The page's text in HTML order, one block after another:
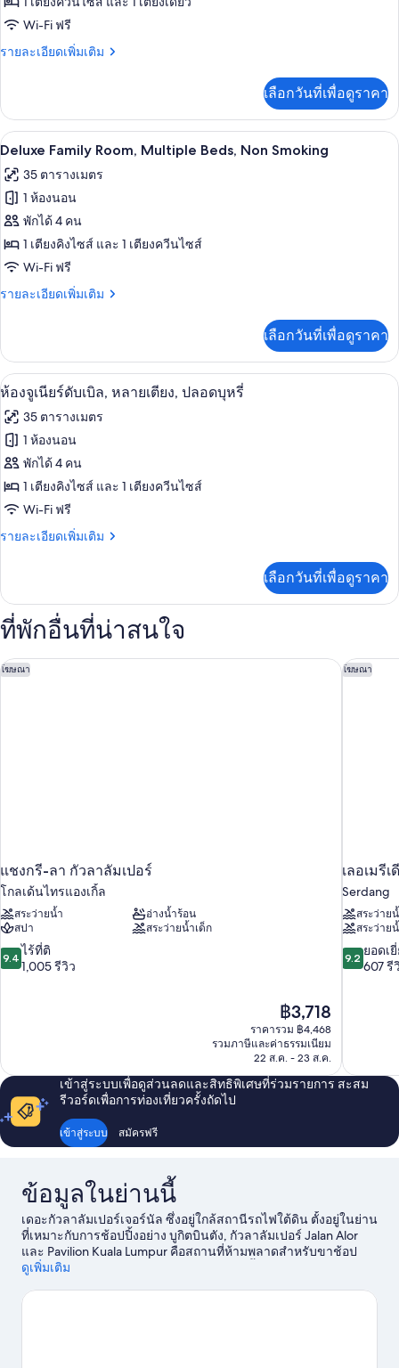
บุหรี่
Room
Queen
Single),
Non
Smoking
Wi-Fi ฟรี
รายละเอียดเพิ่มเติม
ราย
เกี่ยว
กับ
Premier
Room
(1
Queen
and
Single),
Non
Smoking
เลือกวันที่เพื่อดูราคา
เปิด
ภาพถ่าย
ทั้งหมด
ของ
Deluxe
Family
Room,
Multiple
Non
Smoking
เครื่องนอนระดับพรีเมียม, เตียง Select
6
Deluxe Family Room, Multiple Beds, Non Smoking
35 ตารางเมตร
1 ห้องนอน
พักได้ 4 คน
1 เตียงคิงไซส์ และ 1 เตียงควีนไซส์
Wi-Fi ฟรี
รายละเอียดเพิ่มเติม
ราย
เกี่ยว
กับ
Deluxe
Family
Room,
Multiple
Beds,
Non
Smoking
เลือกวันที่เพื่อดูราคา
เปิด
ภาพถ่าย
ทั้งหมด
ของ
ห้อง
จู
เนียร์
หลาย
เตียง,
ปลอด
บุหรี่
ห้องจูเนียร์ดับเบิล, หลายเตียง, ปลอด
4
ห้องจูเนียร์ดับเบิล, หลายเตียง, ปลอดบุหรี่
35 ตารางเมตร
1 ห้องนอน
พักได้ 4 คน
1 เตียงคิงไซส์ และ 1 เตียงควีนไซส์
Wi-Fi ฟรี
รายละเอียดเพิ่มเติม
ราย
เกี่ยว
กับ
ห้อง
เนียร์
ดับเบิล,
เลือกวันที่เพื่อดูราคา
ที่พักอื่นที่น่าสนใจ
โฆษณา
แชงกรี-ลา กัวลาลัมเปอร์
โกลเด้นไทรแองเกิ้ล
สระว่ายน้ำ
อ่างน้ำร้อน
สปา
สระว่ายน้ำเด็ก
9.4
จาก
รีวิว
9.4 ไร้ที่ติ
1,005 รีวิว
ราคา
ปัจจุบัน
คือ
฿3,718
฿3,718
ราคารวม ฿4,468
รวมภาษีและค่าธรรมเนียม
22 ส.ค. - 23 ส.ค.
แชงกรี-ลา กัวลาลัมเปอร์ โฆษณา
เลอเมรี
Serdang
สระว่าย
สระว่าย
9.2
จาก
9.2 ยอดเ
607 รี
เลอเมรี
เข้าสู่ระบบเพื่อดูส่วนลดและสิทธิพิเศษที่ร่วมรายการ สะสม
รีวอร์ดเพื่อการท่องเที่ยวครั้งถัดไป
เข้าสู่ระบบ สมัครฟรี
ข้อมูลในย่านนี้
เดอะกัวลาลัมเปอร์เจอร์นัล ซึ่งอยู่ใกล้สถานีรถไฟใต้ดิน ตั้งอยู่ในย่าน
ที่เหมาะกับการช้อปปิ้งอย่าง บูกิตบินตัง, กัวลาลัมเปอร์ Jalan Alor
และ Pavilion Kuala Lumpur คือสถานที่ห้ามพลาดสำหรับขาช้อป
และถ้าอยากชมความงามของธรรมชาติในพื้นที่ ต้องไปที่ เขตสงวน
กัวลาลัมเปอร์ และ Petronas Twin Towers เป็นสถานที่แนะนำอีก
ดูเพิ่มเติม